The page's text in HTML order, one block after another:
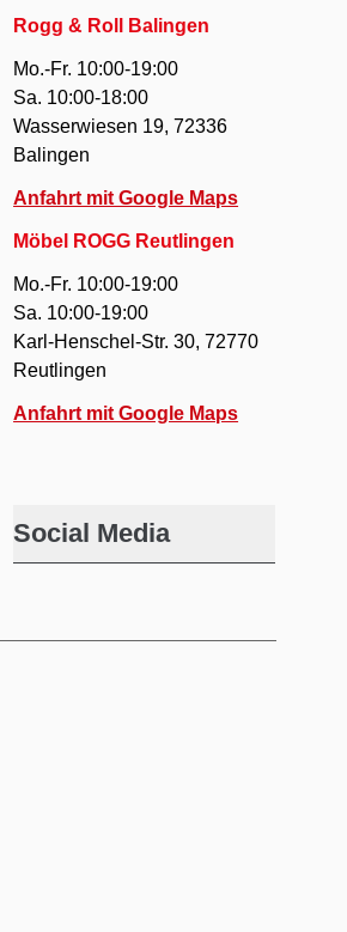
Rogg & Roll Balingen
Mo.-Fr. 10:00-19:00
Sa. 10:00-18:00
Wasserwiesen 19, 72336
Balingen
Anfahrt mit Google Maps
Möbel ROGG Reutlingen
Mo.-Fr. 10:00-19:00
Sa. 10:00-19:00
Karl-Henschel-Str. 30, 72770
Reutlingen
Anfahrt mit Google Maps
Social Media